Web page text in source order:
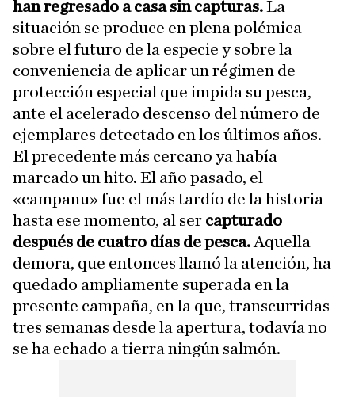
han regresado a casa sin capturas.La
situación se produce en plena polémica
sobre el futuro de la especie y sobre la
conveniencia de aplicar un régimen de
protección especial que impida su pesca,
ante el acelerado descenso del número de
ejemplares detectado en los últimos años.
El precedente más cercano ya había
marcado un hito. El año pasado, el
«campanu» fue el más tardío de la historia
hasta ese momento, al ser capturado
después de cuatro días de pesca. Aquella
demora, que entonces llamó la atención, ha
quedado ampliamente superada en la
presente campaña, en la que, transcurridas
tres semanas desde la apertura, todavía no
se ha echado a tierra ningún salmón.